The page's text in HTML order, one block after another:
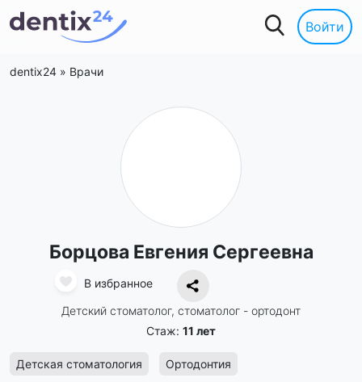
Войти
dentix24 » Врачи
Борцова Евгения Сергеевна
В избранное
Детский стоматолог, стоматолог - ортодонт
Стаж: 11 лет
Детская стоматология Ортодонтия